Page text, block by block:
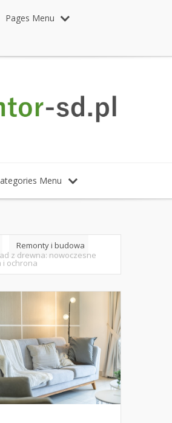
Pages Menu
Menu
Remonty i budowa
z drewna: nowoczesne
i ochrona